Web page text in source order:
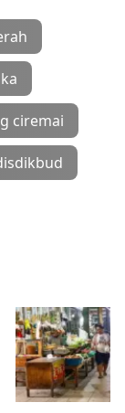
ciremai